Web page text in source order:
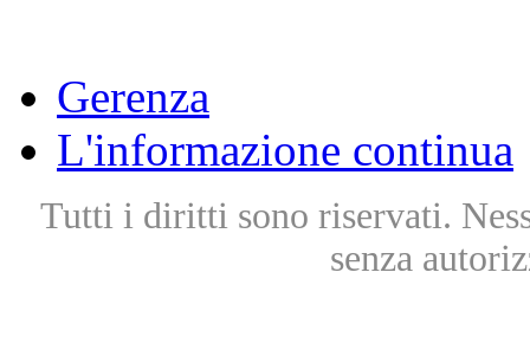
Gerenza
L'informazione continua
Tutti i diritti sono riservati.
senza